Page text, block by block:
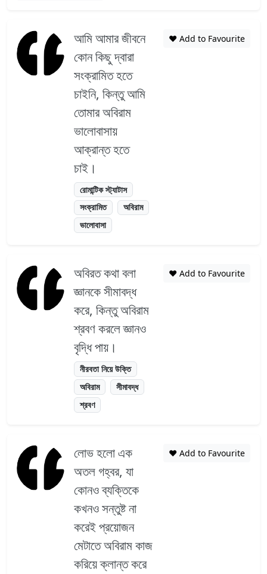
আমি আমার জীবনে
কোন কিছু দ্বারা
সংক্রামিত হতে
চাইনি, কিন্তু আমি
তোমার অবিরাম
ভালোবাসায়
আক্রান্ত হতে
চাই।
রোমান্টিক স্ট্যাটাস
সংক্রামিত
অবিরাম
ভালোবাসা
❤️ Add to Favourite
অবিরত কথা বলা
জ্ঞানকে সীমাবদ্ধ
করে, কিন্তু অবিরাম
শ্রবণ করলে জ্ঞানও
বৃদ্ধি পায়।
নীরবতা নিয়ে উক্তি
অবিরাম
সীমাবদ্ধ
শ্রবণ
❤️ Add to Favourite
লোভ হলো এক
অতল গহ্বর, যা
কোনও ব্যক্তিকে
কখনও সন্তুষ্ট না
করেই প্রয়োজন
মেটাতে অবিরাম কাজ
করিয়ে ক্লান্ত করে
❤️ Add to Favourite